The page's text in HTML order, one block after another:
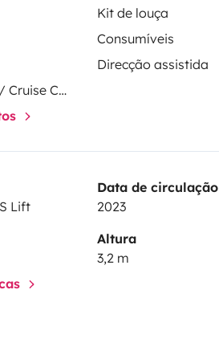
Kit de louça
Consumíveis
Direcção assistida
Regulador de velocidade / Cruise Control
Lift
Data de circulação
2023
Altura
3,2 m